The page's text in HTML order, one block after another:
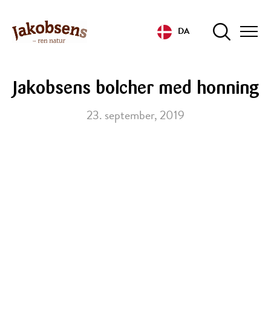
DA
Jakobsens bolcher med honning
23. september, 2019